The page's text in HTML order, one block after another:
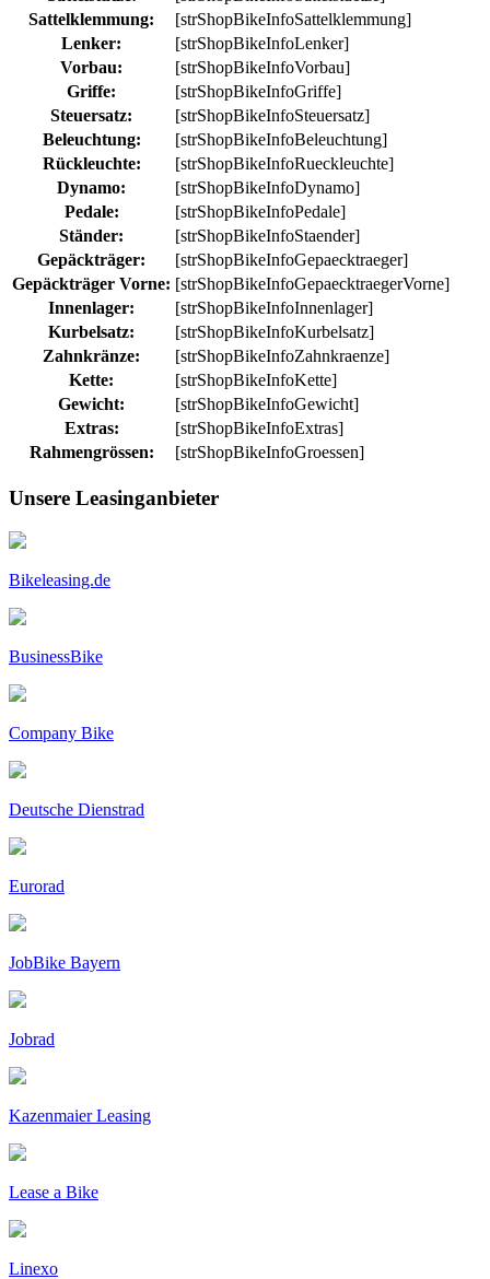
Sattelklemmung:
[strShopBikeInfoSattelklemmung]
Lenker:
[strShopBikeInfoLenker]
Vorbau:
[strShopBikeInfoVorbau]
Griffe:
[strShopBikeInfoGriffe]
Steuersatz:
[strShopBikeInfoSteuersatz]
Beleuchtung:
[strShopBikeInfoBeleuchtung]
Rückleuchte:
[strShopBikeInfoRueckleuchte]
Dynamo:
[strShopBikeInfoDynamo]
Pedale:
[strShopBikeInfoPedale]
Ständer:
[strShopBikeInfoStaender]
Gepäckträger:
[strShopBikeInfoGepaecktraeger]
Gepäckträger Vorne: [strShopBikeInfoGepaecktraegerVorne]
Innenlager:
[strShopBikeInfoInnenlager]
Kurbelsatz:
[strShopBikeInfoKurbelsatz]
Zahnkränze:
[strShopBikeInfoZahnkraenze]
Kette:
[strShopBikeInfoKette]
Gewicht:
[strShopBikeInfoGewicht]
Extras:
[strShopBikeInfoExtras]
Rahmengrössen:
[strShopBikeInfoGroessen]
Unsere Leasinganbieter
Bikeleasing.de
BusinessBike
Company Bike
Deutsche Dienstrad
Eurorad
JobBike Bayern
Jobrad
Kazenmaier Leasing
Lease a Bike
Linexo